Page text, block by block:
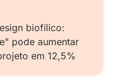
biofílico:
pode aumentar
em 12,5%